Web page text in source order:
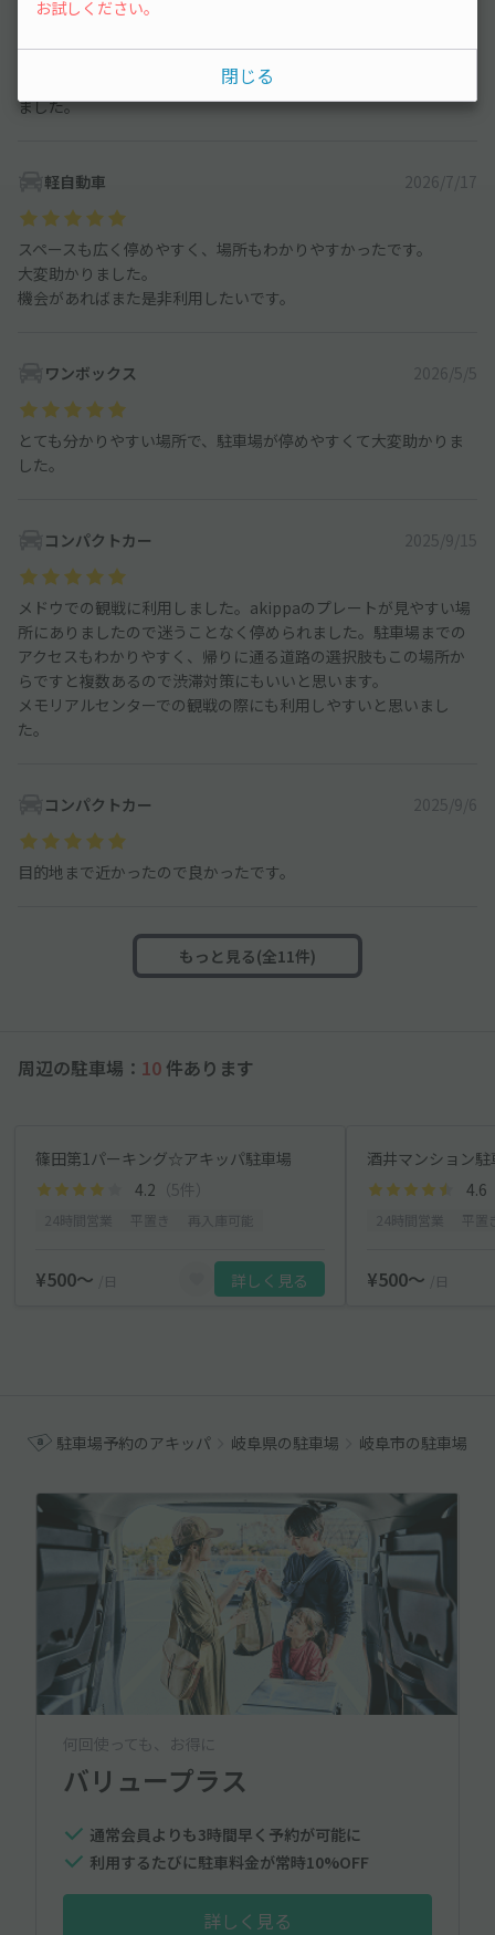
ちらは前の道路も広く、場所もとても分かりやすくて良かったで
とても助かりました。またお願いしたいです。ありがとうござい
ました。
軽自動車 2026/7/17
スペースも広く停めやすく、場所もわかりやすかったです。
大変助かりました。
機会があればまた是非利用したいです。
ワンボックス 2026/5/5
とても分かりやすい場所で、駐車場が停めやすくて大変助かりま
した。
コンパクトカー 2025/9/15
メドウでの観戦に利用しました。akippaのプレートが見やすい場
所にありましたので迷うことなく停められました。駐車場までの
アクセスもわかりやすく、帰りに通る道路の選択肢もこの場所か
らですと複数あるので渋滞対策にもいいと思います。
メモリアルセンターでの観戦の際にも利用しやすいと思いまし
た。
コンパクトカー 2025/9/6
目的地まで近かったので良かったです。
もっと見る(全11件)
周辺の駐車場： 10 件あります
篠田第1パーキング☆アキッパ駐車場
4.2 （5件）
¥500〜 /日 詳しく見る
酒井マンション
4.6
¥500〜 /日
駐車場予約のアキッパ 岐阜県の駐車場 岐阜市の駐車場
お試しください。
閉じる
何回使っても、お得に
バリュープラス
通常会員よりも3時間早く予約が可能に
利用するたびに駐車料金が常時10%OFF
詳しく見る